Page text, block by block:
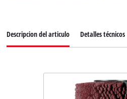
Descripcion del articulo Detalles técnicos